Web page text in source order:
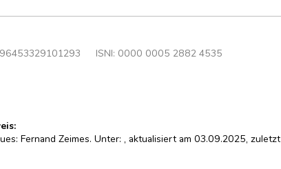
ISNI: 0000 0005 2882 4535
Fernand Zeimes. Unter: , aktualisiert am 03.09.2025,